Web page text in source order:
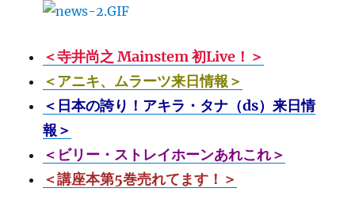
を
う！
(1)
に
＜寺井尚之 Mainstem 初Live！＞
＜アニキ、ムラーツ来日情報＞
＜日本の誇り！アキラ・タナ（ds）来日情
報＞
＜ビリー・ストレイホーンあれこれ＞
＜講座本第5巻売れてます！＞